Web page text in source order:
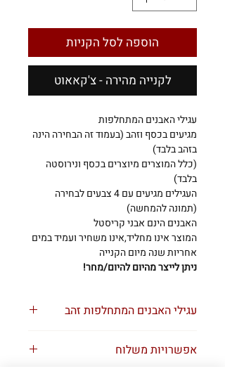
הוספה לסל הקניות
לקנייה מהירה - צ'קאאוט
עגילי האבנים המתחלפות
מגיעים בכסף וזהב (בעמוד זה הבחירה הינה
בזהב בלבד)
(כלל המוצרים מיוצרים בכסף ונירוסטה
בלבד)
העגילים מגיעים עם 4 צבעים לבחירה
(תמונה להמחשה)
האבנים הינם אבני קריסטל
המוצר אינו מחליד,אינו משחיר ועמיד במים
אחריות שנה מיום הקנייה
ניתן לייצר מהיום להיום/מחר!
עגילי האבנים המתחלפות זהב
בואו נעצב לכם תכשיט לבקשתכם
אפשרויות משלוח